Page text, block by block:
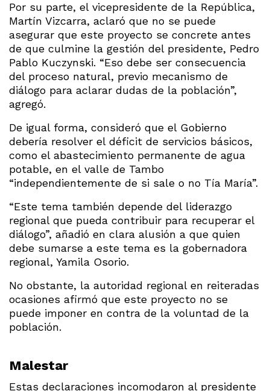
Por su parte, el vicepresidente de la República,
Martín Vizcarra, aclaró que no se puede
asegurar que este proyecto se concrete antes
de que culmine la gestión del presidente, Pedro
Pablo Kuczynski. “Eso debe ser consecuencia
del proceso natural, previo mecanismo de
diálogo para aclarar dudas de la población”,
agregó.
De igual forma, consideró que el Gobierno
debería resolver el déficit de servicios básicos,
como el abastecimiento permanente de agua
potable, en el valle de Tambo
“independientemente de si sale o no Tía María”.
“Este tema también depende del liderazgo
regional que pueda contribuir para recuperar el
diálogo”, añadió en clara alusión a que quien
debe sumarse a este tema es la gobernadora
regional, Yamila Osorio.
No obstante, la autoridad regional en reiteradas
ocasiones afirmó que este proyecto no se
puede imponer en contra de la voluntad de la
población.
Malestar
Estas declaraciones incomodaron al presidente